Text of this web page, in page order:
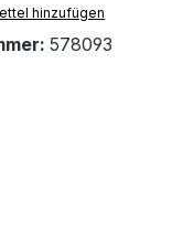
hinzufügen
578093